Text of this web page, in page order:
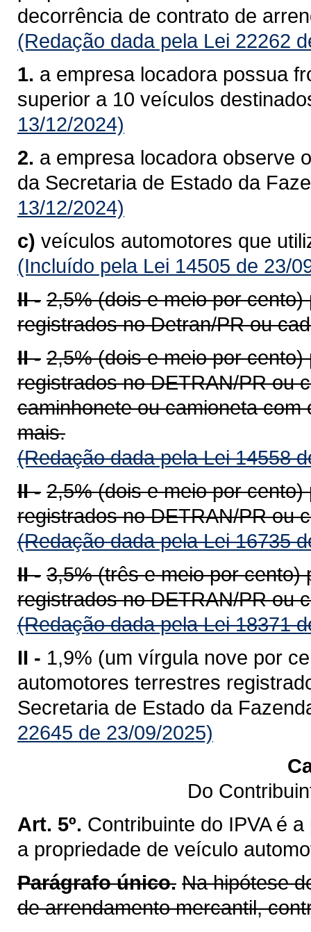
decorrência de contrato de
(Redação dada pela Lei 22262
1. a empresa locadora possua
superior a 10 veículos
13/12/2024)
2. a empresa locadora observe
da Secretaria de Estado da
13/12/2024)
c) veículos automotores que
(Incluído pela Lei 14505 de 23/
II - 2,5% (dois e meio por
registrados no Detran/PR ou
II - 2,5% (dois e meio por
registrados no DETRAN/PR ou
caminhonete ou camioneta
mais.
(Redação dada pela Lei 14558
II - 2,5% (dois e meio por
registrados no DETRAN/PR ou
(Redação dada pela Lei 16735
II - 3,5% (três e meio por
registrados no DETRAN/PR ou
(Redação dada pela Lei 18371
II - 1,9% (um vírgula nove por
automotores terrestres
Secretaria de Estado da
22645 de 23/09/2025)
Do
Art. 5º. Contribuinte do IPVA é
a propriedade de veículo
Parágrafo único. Na hipótese
de arrendamento mercantil,